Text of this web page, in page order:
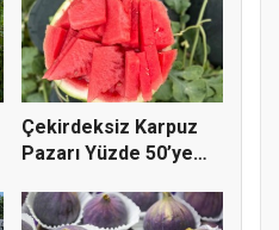
Çekirdeksiz Karpuz
Pazarı Yüzde 50’ye